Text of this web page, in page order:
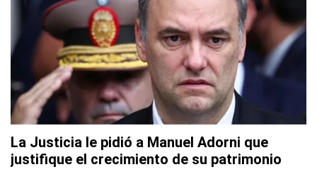
La Justicia le pidió a Manuel Adorni que
justifique el crecimiento de su patrimonio